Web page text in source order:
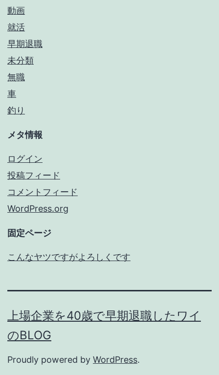
動画
就活
早期退職
未分類
無職
車
釣り
メタ情報
ログイン
投稿フィード
コメントフィード
WordPress.org
固定ページ
こんなヤツですがよろしくです
上場企業を40歳で早期退職したワイ
のBLOG
Proudly powered by WordPress.